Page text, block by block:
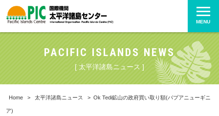
MENU
PACIFIC ISLANDS NEWS
[ 太平洋諸島ニュース ]
Home > 太平洋諸島ニュース > Ok Tedi鉱山の政府買い取り額(パプアニューギニ
ア)